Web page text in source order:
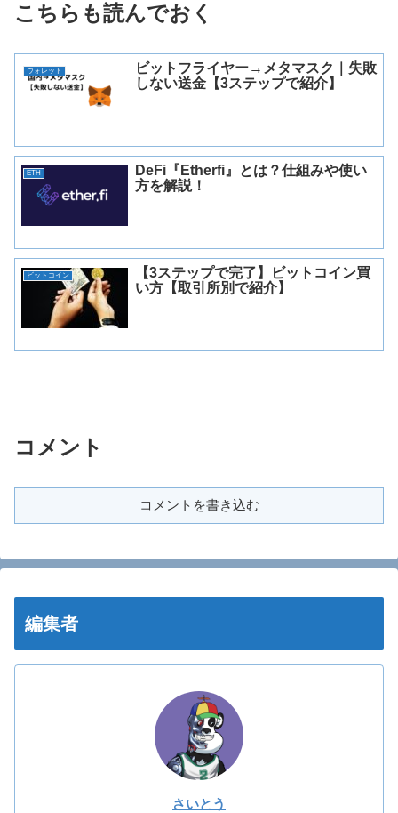
こちらも読んでおく
ウォレット
ビットフライヤー→メタマスク｜失敗
しない送金【3ステップで紹介】
ETH
DeFi『Etherfi』とは？仕組みや使い
方を解説！
ビットコイン
【3ステップで完了】ビットコイン買
い方【取引所別で紹介】
コメント
コメントを書き込む
編集者
さいとう